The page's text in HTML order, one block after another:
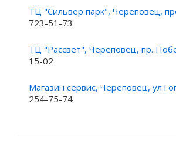
ТЦ "Сильвер парк", Череповец,
723-51-73
ТЦ "Рассвет", Череповец, пр.
15-02
Магазин сервис, Череповец,
254-75-74